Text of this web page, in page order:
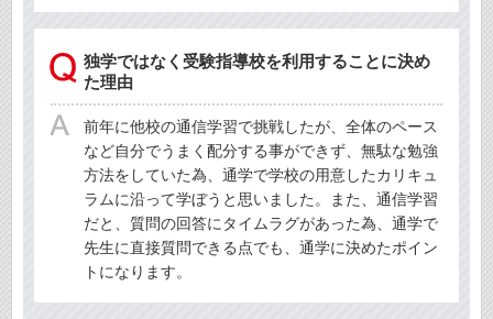
独学ではなく受験指導校を利用することに決め
た理由
前年に他校の通信学習で挑戦したが、全体のペース
など自分でうまく配分する事ができず、無駄な勉強
方法をしていた為、通学で学校の用意したカリキュ
ラムに沿って学ぼうと思いました。また、通信学習
だと、質問の回答にタイムラグがあった為、通学で
先生に直接質問できる点でも、通学に決めたポイン
トになります。